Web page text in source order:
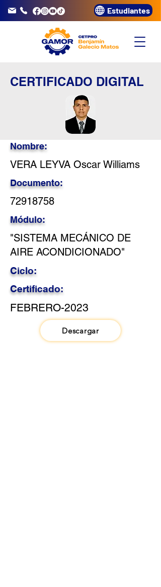
3320072 Estudiantes
CERTIFICADO DIGITAL
Nombre:
VERA LEYVA Oscar Williams
Documento:
72918758
Módulo:
"SISTEMA MECÁNICO DE
AIRE ACONDICIONADO"
Ciclo:
Certificado:
FEBRERO-2023
Descargar